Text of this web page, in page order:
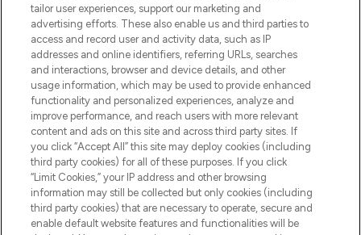
renommierten Marken. Shoppe online
oder über die App mit kostenloser
Lieferung ab einem Einkaufswert von 30€.
Cookie-Einwilligung
Do Not Sell or Share My Personal
Information
HILFE & INFORMATION
IMPRESSUM
tailor user experiences, support our marketing and
advertising efforts. These also enable us and third parties to
access and record user and activity data, such as IP
addresses and online identifiers, referring URLs, searches
and interactions, browser and device details, and other
usage information, which may be used to provide enhanced
functionality and personalized experiences, analyze and
improve performance, and reach users with more relevant
content and ads on this site and across third party sites. If
you click “Accept All” this site may deploy cookies (including
third party cookies) for all of these purposes. If you click
“Limit Cookies,” your IP address and other browsing
information may still be collected but only cookies (including
third party cookies) that are necessary to operate, secure and
enable default website features and functionalities will be